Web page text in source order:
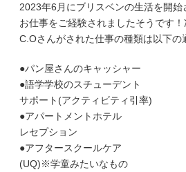
2023年6月にブリスベンの生活を開
お仕事をご経験されましたそうです
C.Oさんがされた仕事の種類は以下の
●パン屋さんのキャッシャー
●語学学校のスチューデント
サポート(アクティビティ引率)
●アパートメントホテル
レセプション
●アフタースクールケア
(UQ)※学童みたいなもの